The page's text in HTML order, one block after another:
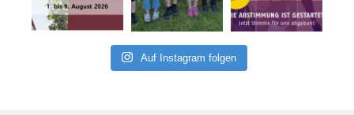
Auf Instagram folgen